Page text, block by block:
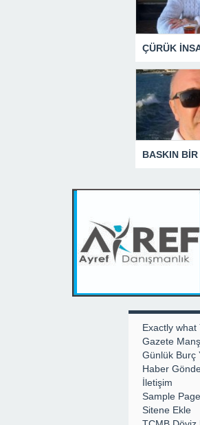
Exactly
Gazete
Günlük Burç
Haber
İletişim
Sample Page
Sitene Ekle